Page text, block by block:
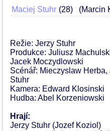
Maciej Stuhr 28 (Marcin
Režie: Jerzy Stuhr
Produkce: Juliusz
Jacek Moczydlowski
Scénář: Mieczyslaw Herba,
Stuhr
Kamera: Edward Klosinski
Hudba: Abel Korzeniowski
Hrají:
Jerzy Stuhr (Jozef Koziol)